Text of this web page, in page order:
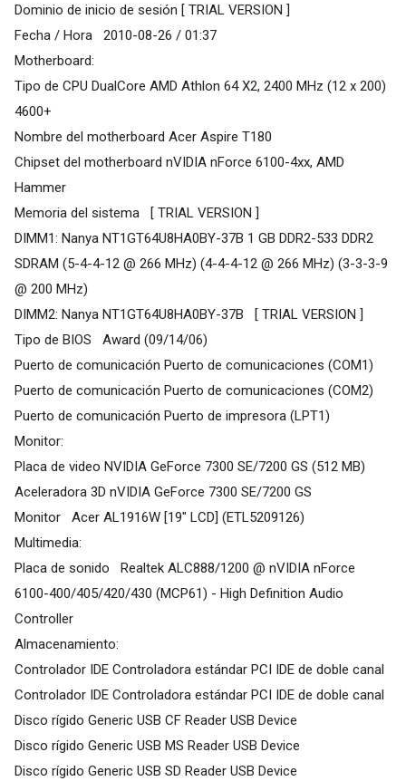
Dominio de inicio de sesión [ TRIAL VERSION ]
Fecha / Hora 2010-08-26 / 01:37
Motherboard:
Tipo de CPU DualCore AMD Athlon 64 X2, 2400 MHz (12 x 200)
4600+
Nombre del motherboard Acer Aspire T180
Chipset del motherboard nVIDIA nForce 6100-4xx, AMD
Hammer
Memoria del sistema [ TRIAL VERSION ]
DIMM1: Nanya NT1GT64U8HA0BY-37B 1 GB DDR2-533 DDR2
SDRAM (5-4-4-12 @ 266 MHz) (4-4-4-12 @ 266 MHz) (3-3-3-9
@ 200 MHz)
DIMM2: Nanya NT1GT64U8HA0BY-37B [ TRIAL VERSION ]
Tipo de BIOS Award (09/14/06)
Puerto de comunicación Puerto de comunicaciones (COM1)
Puerto de comunicación Puerto de comunicaciones (COM2)
Puerto de comunicación Puerto de impresora (LPT1)
Monitor:
Placa de video NVIDIA GeForce 7300 SE/7200 GS (512 MB)
Aceleradora 3D nVIDIA GeForce 7300 SE/7200 GS
Monitor Acer AL1916W [19" LCD] (ETL5209126)
Multimedia:
Placa de sonido Realtek ALC888/1200 @ nVIDIA nForce
6100-400/405/420/430 (MCP61) - High Definition Audio
Controller
Almacenamiento:
Controlador IDE Controladora estándar PCI IDE de doble canal
Controlador IDE Controladora estándar PCI IDE de doble canal
Disco rígido Generic USB CF Reader USB Device
Disco rígido Generic USB MS Reader USB Device
Disco rígido Generic USB SD Reader USB Device